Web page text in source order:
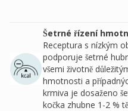
Šetrné řízení
Receptura s nízkým
podporuje šetrné
všemi životně
hmotnosti a
krmiva je dosaženo
kočka zhubne 1-2 %